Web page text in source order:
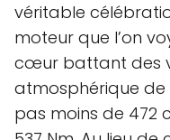
véritable
moteur que l’on
cœur battant des
atmosphérique de
pas moins de 472